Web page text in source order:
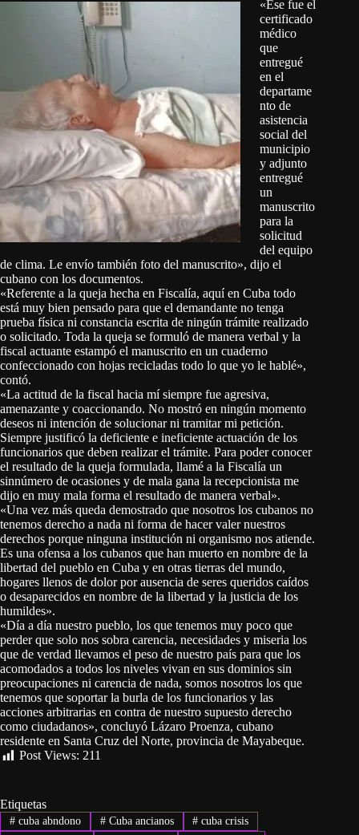
«Ese fue el
certificado
médico
que
entregué
en el
departame
nto de
asistencia
social del
municipio
y adjunto
entregué
un
manuscrito
para la
solicitud
del equipo
de clima. Le envío también foto del manuscrito», dijo el
cubano con los documentos.
«Referente a la queja hecha en Fiscalía, aquí en Cuba todo
está muy bien pensado para que el demandante no tenga
prueba física ni constancia escrita de ningún trámite realizado
o solicitado. Toda la queja se formuló de manera verbal y la
fiscal actuante estampó el manuscrito en un cuaderno
confeccionado con hojas recicladas todo lo que yo le hablé»,
contó.
«La actitud de la fiscal hacia mí siempre fue agresiva,
amenazante y coaccionando. No mostró en ningún momento
deseos ni intención de solucionar ni tramitar mi petición.
Siempre justificó la deficiente e ineficiente actuación de los
funcionarios que deben realizar el trámite. Para poder conocer
el resultado de la queja formulada, llamé a la Fiscalía un
sinnúmero de ocasiones y de mala gana la recepcionista me
dijo en muy mala forma el resultado de manera verbal».
«Una vez más queda demostrado que nosotros los cubanos no
tenemos derecho a nada ni forma de hacer valer nuestros
derechos porque ninguna institución ni organismo nos atiende.
Es una ofensa a los cubanos que han muerto en nombre de la
libertad del pueblo en Cuba y en otras tierras del mundo,
hogares llenos de dolor por ausencia de seres queridos caídos
o desaparecidos en nombre de la libertad y la justicia de los
humildes».
«Día a día nuestro pueblo, los que tenemos muy poco que
perder que solo nos sobra carencia, necesidades y miseria los
que de verdad llevamos el peso de nuestro país para que los
acomodados a todos los niveles vivan en sus dominios sin
preocupaciones ni carencia de nada, somos nosotros los que
tenemos que soportar la burla de los funcionarios y las
acciones arbitrarias en contra de nuestro supuesto derecho
como ciudadanos», concluyó Lázaro Proenza, cubano
residente en Santa Cruz del Norte, provincia de Mayabeque.
Post Views: 211
Etiquetas
#cuba abndono #Cuba ancianos # cuba crisis